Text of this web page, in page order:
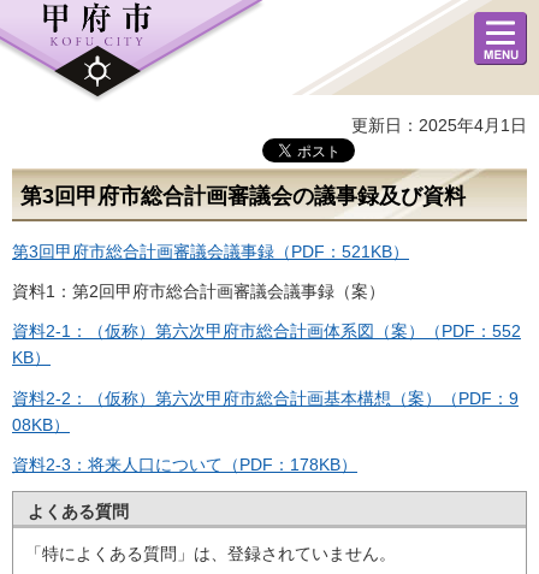
メニュ
ー
更新日：2025年4月1日
第3回甲府市総合計画審議会の議事録及び資料
第3回甲府市総合計画審議会議事録（PDF：521KB）
資料1：第2回甲府市総合計画審議会議事録（案）
資料2-1：（仮称）第六次甲府市総合計画体系図（案）（PDF：552
KB）
資料2-2：（仮称）第六次甲府市総合計画基本構想（案）（PDF：9
08KB）
資料2-3：将来人口について（PDF：178KB）
よくある質問
「特によくある質問」は、登録されていません。